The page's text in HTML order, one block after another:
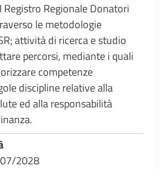
Regionale Donatori
le metodologie
attività di ricerca e studio
percorsi, mediante i quali
competenze
discipline relative alla
ed alla responsabilità
2028